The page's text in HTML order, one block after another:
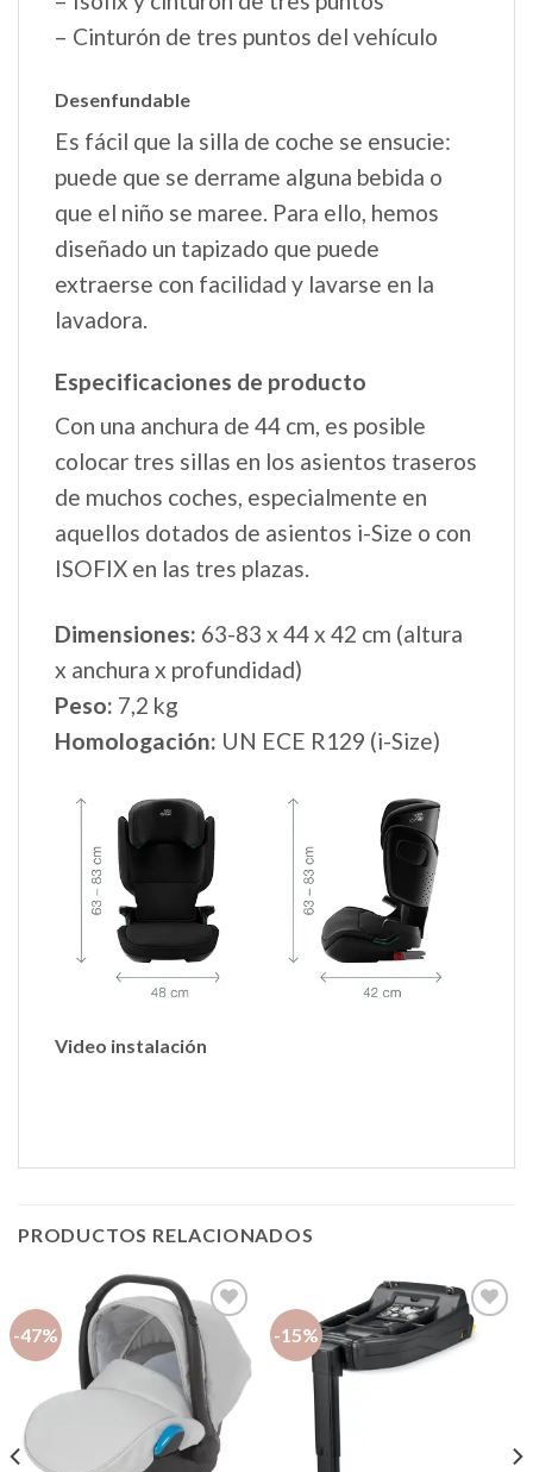
– Cinturón de tres puntos del vehículo
Desenfundable
Es fácil que la silla de coche se ensucie:
puede que se derrame alguna bebida o
que el niño se maree. Para ello, hemos
diseñado un tapizado que puede
extraerse con facilidad y lavarse en la
lavadora.
Especificaciones de producto
Con una anchura de 44 cm, es posible
colocar tres sillas en los asientos traseros
de muchos coches, especialmente en
aquellos dotados de asientos i-Size o con
ISOFIX en las tres plazas.
Dimensiones: 63-83 x 44 x 42 cm (altura
x anchura x profundidad)
Peso: 7,2 kg
Homologación: UN ECE R129 (i-Size)
Video instalación
PRODUCTOS RELACIONADOS
-47%
Añadir
lista de
deseos
-15%